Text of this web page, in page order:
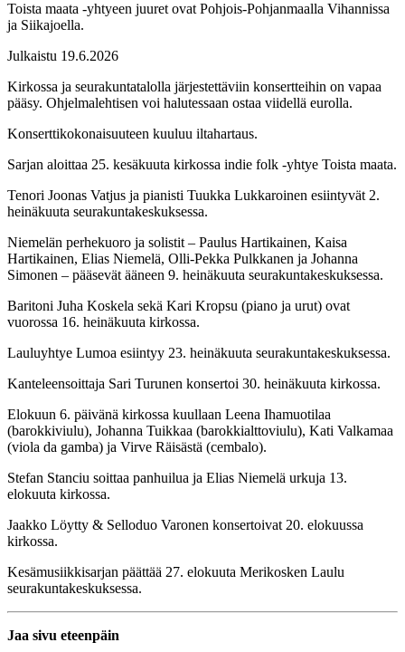
Toista maata -yhtyeen juuret ovat Pohjois-Pohjanmaalla Vihannissa
ja Siikajoella.
Julkaistu 19.6.2026
Kirkossa ja seurakuntatalolla järjestettäviin konsertteihin on vapaa
pääsy. Ohjelmalehtisen voi halutessaan ostaa viidellä eurolla.
Konserttikokonaisuuteen kuuluu iltahartaus.
Sarjan aloittaa 25. kesäkuuta kirkossa indie folk -yhtye Toista maata.
Tenori Joonas Vatjus ja pianisti Tuukka Lukkaroinen esiintyvät 2.
heinäkuuta seurakuntakeskuksessa.
Niemelän perhekuoro ja solistit – Paulus Hartikainen, Kaisa
Hartikainen, Elias Niemelä, Olli-Pekka Pulkkanen ja Johanna
Simonen – pääsevät ääneen 9. heinäkuuta seurakuntakeskuksessa.
Baritoni Juha Koskela sekä Kari Kropsu (piano ja urut) ovat
vuorossa 16. heinäkuuta kirkossa.
Lauluyhtye Lumoa esiintyy 23. heinäkuuta seurakuntakeskuksessa.
Kanteleensoittaja Sari Turunen konsertoi 30. heinäkuuta kirkossa.
Elokuun 6. päivänä kirkossa kuullaan Leena Ihamuotilaa
(barokkiviulu), Johanna Tuikkaa (barokkialttoviulu), Kati Valkamaa
(viola da gamba) ja Virve Räisästä (cembalo).
Stefan Stanciu soittaa panhuilua ja Elias Niemelä urkuja 13.
elokuuta kirkossa.
Jaakko Löytty & Selloduo Varonen konsertoivat 20. elokuussa
kirkossa.
Kesämusiikkisarjan päättää 27. elokuuta Merikosken Laulu
seurakuntakeskuksessa.
Jaa sivu eteenpäin